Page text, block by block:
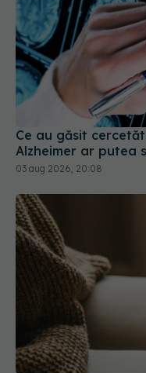
Ce au găsit
Alzheimer ar
03 aug 2026, 20:08
Cum se măsoară
greșeli care pot
03 aug 2026, 18:24